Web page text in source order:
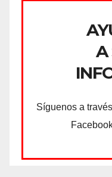
A
Síguenos a